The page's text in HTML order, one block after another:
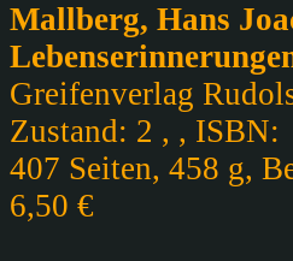
Mallberg, Hans
Greifenverlag
Zustand: 2 , , ISBN:
407 Seiten, 458 g,
6,50 €